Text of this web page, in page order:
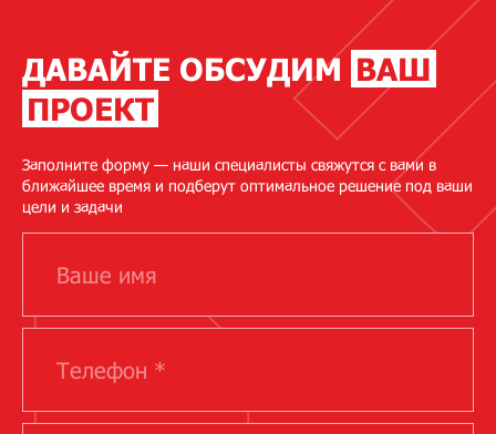
ДАВАЙТЕ ОБСУДИМ ВАШ
ПРОЕКТ
Заполните форму — наши специалисты свяжутся с вами в
ближайшее время и подберут оптимальное решение под ваши
цели и задачи